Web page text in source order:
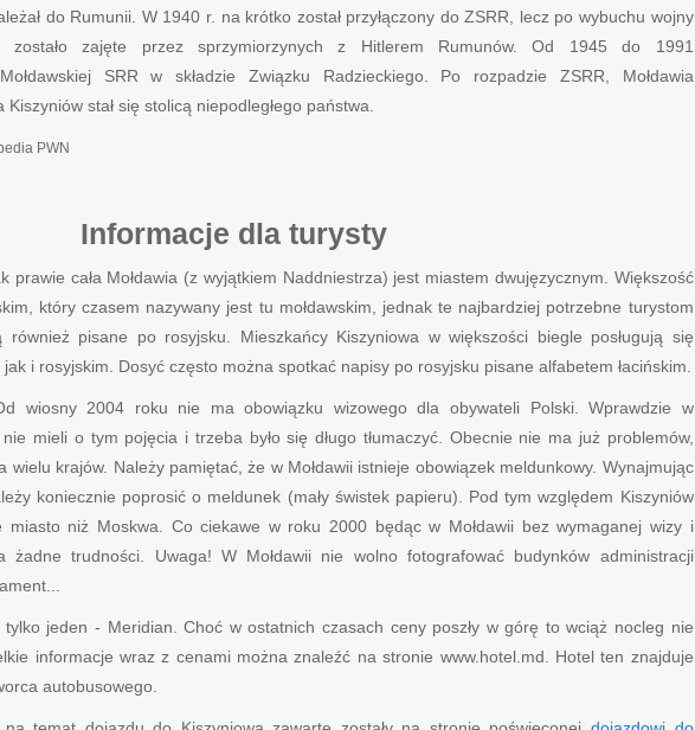
do Rumunii. W 1940 r. na krótko został przyłączony do ZSRR, lecz po wybuchu wojny
zostało zajęte przez sprzymiorzynych z Hitlerem Rumunów. Od 1945 do 1991
SRR w składzie Związku Radzieckiego. Po rozpadzie ZSRR, Mołdawia
Kiszyniów stał się stolicą niepodległego państwa.
PWN
Informacje dla turysty
prawie cała Mołdawia (z wyjątkiem Naddniestrza) jest miastem dwujęzycznym. Większość
który czasem nazywany jest tu mołdawskim, jednak te najbardziej potrzebne turystom
również pisane po rosyjsku. Mieszkańcy Kiszyniowa w większości biegle posługują się
i rosyjskim. Dosyć często można spotkać napisy po rosyjsku pisane alfabetem łacińskim.
wiosny 2004 roku nie ma obowiązku wizowego dla obywateli Polski. Wprawdzie w
mieli o tym pojęcia i trzeba było się długo tłumaczyć. Obecnie nie ma już problemów,
wielu krajów. Należy pamiętać, że w Mołdawii istnieje obowiązek meldunkowy. Wynajmując
koniecznie poprosić o meldunek (mały świstek papieru). Pod tym względem Kiszyniów
miasto niż Moskwa. Co ciekawe w roku 2000 będąc w Mołdawii bez wymaganej wizy i
żadne trudności. Uwaga! W Mołdawii nie wolno fotografować budynków administracji
tylko jeden - Meridian. Choć w ostatnich czasach ceny poszły w górę to wciąż nocleg nie
informacje wraz z cenami można znaleźć na stronie www.hotel.md. Hotel ten znajduje
autobusowego.